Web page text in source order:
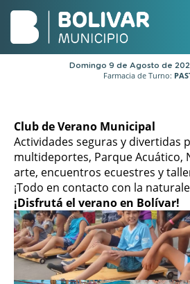
Domingo 9 de Agosto de
Farmacia de Turno:
Club de Verano Municipal
Actividades seguras y divertidas
multideportes, Parque Acuático,
arte, encuentros ecuestres y
¡Todo en contacto con la
¡Disfrutá el verano en Bolívar!